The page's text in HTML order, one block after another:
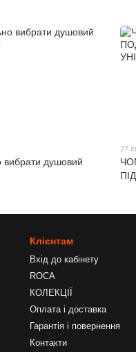
вибрати душовий
27
Клієнтам
Вхід до кабінету
ROCA
КОЛЕКЦІЇ
Оплата і доставка
Гарантія і повернення
Контакти